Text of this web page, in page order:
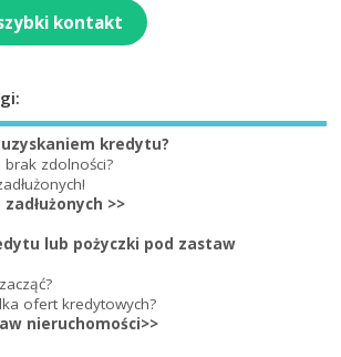
kontakt
kredytu?
brak zdolności?
>>
lub pożyczki pod zastaw
ofert kredytowych?
nieruchomości>>